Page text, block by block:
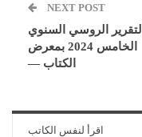
NEXT POST
التقرير الروسي السنوي
الخامس 2024 بمعرض
الكتاب —
اقرأ لنفس الكاتب